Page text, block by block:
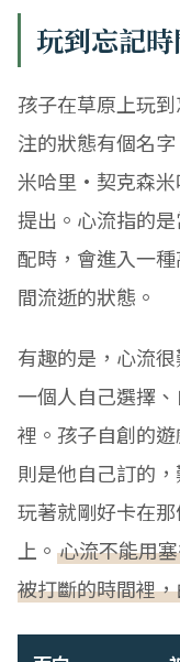
玩到忘記
孩子在草原上玩
注的狀態有個名
米哈里·契克森米
提出。心流指的
配時，會進入一
間流逝的狀態。
有趣的是，心流
一個人自己選擇
裡。孩子自創的
則是他自己訂的
玩著就剛好卡在
上。 心流不能用
被打斷的時間裡